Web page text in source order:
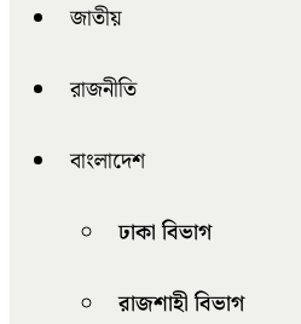
জাতীয়
রাজনীতি
বাংলাদেশ
ঢাকা বিভাগ
রাজশাহী বিভাগ